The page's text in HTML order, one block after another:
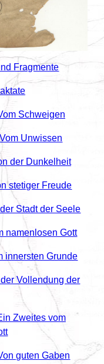
Fragmente
Schweigen
Unwissen
der Dunkelheit
stetiger Freude
Stadt der Seele
namenlosen Gott
innersten Grunde
Vollendung der
Zweites vom
guten Gaben